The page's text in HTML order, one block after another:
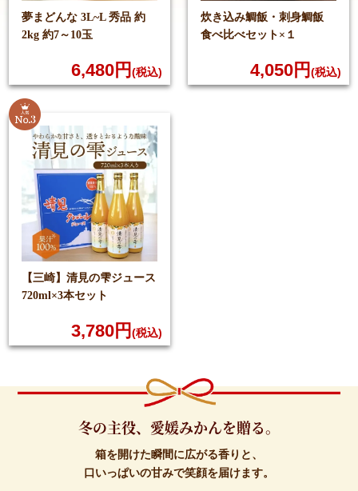
夢まどんな 3L~L 秀品 約
2kg 約7～10玉
6,480円(税込)
炊き込み鯛飯・刺身鯛飯
食べ比べセット×１
4,050円 (税込)
【三崎】清見の雫ジュース
720ml×3本セット
3,780円(税込)
冬の主役、愛媛みかんを贈る。
箱を開けた瞬間に広がる香りと、
口いっぱいの甘みで笑顔を届けます。